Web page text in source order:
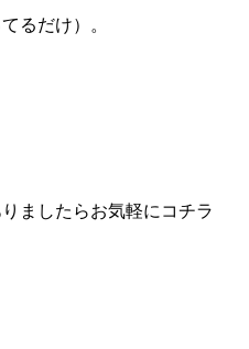
るだけ）。
ましたらお気軽にコチラ